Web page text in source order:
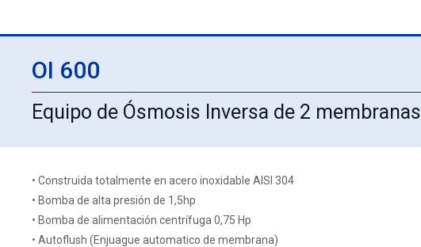
OI 600
Equipo de Ósmosis Inversa de 2 membranas
• Construida totalmente en acero inoxidable AISI 304
• Bomba de alta presión de 1,5hp
• Bomba de alimentación centrífuga 0,75 Hp
• Autoflush (Enjuague automatico de membrana)